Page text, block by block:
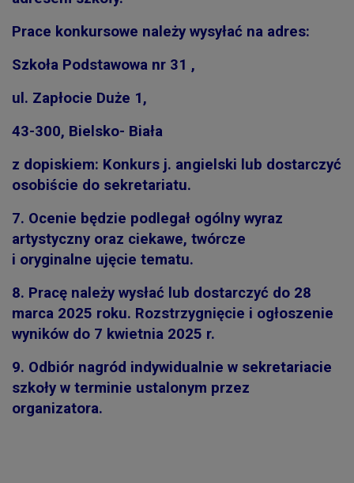
Prace konkursowe należy wysyłać na adres:
Szkoła Podstawowa nr 31 ,
ul. Zapłocie Duże 1,
43-300, Bielsko- Biała
z dopiskiem: Konkurs j. angielski lub dostarczyć
osobiście do sekretariatu.
7. Ocenie będzie podlegał ogólny wyraz
artystyczny oraz ciekawe, twórcze
i oryginalne ujęcie tematu.
8. Pracę należy wysłać lub dostarczyć do 28
marca 2025 roku. Rozstrzygnięcie i ogłoszenie
wyników do 7 kwietnia 2025 r.
9. Odbiór nagród indywidualnie w sekretariacie
szkoły w terminie ustalonym przez
organizatora.